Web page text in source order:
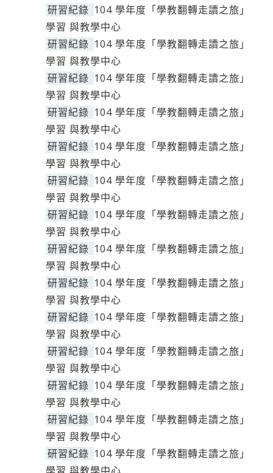
研習紀錄 104 學年度「學教翻轉走讀之旅」
學習 與教學中心
研習紀錄 104 學年度「學教翻轉走讀之旅」
學習 與教學中心
研習紀錄 104 學年度「學教翻轉走讀之旅」
學習 與教學中心
研習紀錄 104 學年度「學教翻轉走讀之旅」
學習 與教學中心
研習紀錄 104 學年度「學教翻轉走讀之旅」
學習 與教學中心
研習紀錄 104 學年度「學教翻轉走讀之旅」
學習 與教學中心
研習紀錄 104 學年度「學教翻轉走讀之旅」
學習 與教學中心
研習紀錄 104 學年度「學教翻轉走讀之旅」
學習 與教學中心
研習紀錄 104 學年度「學教翻轉走讀之旅」
學習 與教學中心
研習紀錄 104 學年度「學教翻轉走讀之旅」
學習 與教學中心
研習紀錄 104 學年度「學教翻轉走讀之旅」
學習 與教學中心
研習紀錄 104 學年度「學教翻轉走讀之旅」
學習 與教學中心
研習紀錄 104 學年度「學教翻轉走讀之旅」
學習 與教學中心
研習紀錄 104 學年度「學教翻轉走讀之旅」